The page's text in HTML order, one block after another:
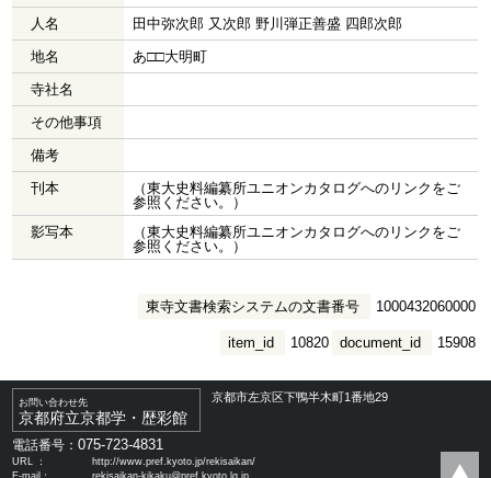
人名
田中弥次郎 又次郎 野川弾正善盛 四郎次郎
地名
あ□□大明町
寺社名
その他事項
備考
刊本
（東大史料編纂所ユニオンカタログへのリンクをご
参照ください。）
影写本
（東大史料編纂所ユニオンカタログへのリンクをご
参照ください。）
東寺文書検索システムの文書番号 1000432060000
document_id 15908
item_id 10820
お問い合わせ先
京都府立京都学・歴彩館
京都市左京区下鴨半木町1番地29
電話番号：075-723-4831
URL ：
http://www.pref.kyoto.jp/rekisaikan/
E-mail：
rekisaikan-kikaku@pref.kyoto.lg.jp